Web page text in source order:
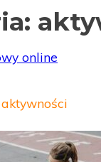
online
aktywności